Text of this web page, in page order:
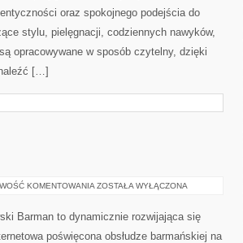
oraz spokojnego podejścia do
stylu, pielęgnacji, codziennych nawyków,
opracowywane w sposób czytelny, dzięki
[…]
KOMENTOWANIA ŚWIAT
ZOSTAŁA WYŁĄCZONA
Barman to dynamicznie rozwijająca się
poświęcona obsłudze barmańskiej na